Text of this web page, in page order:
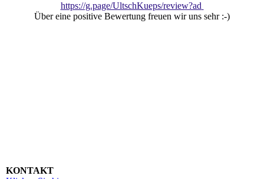
https://g.page/UltschKueps/review?ad
Über eine positive Bewertung freuen wir uns sehr :-)
KONTAKT